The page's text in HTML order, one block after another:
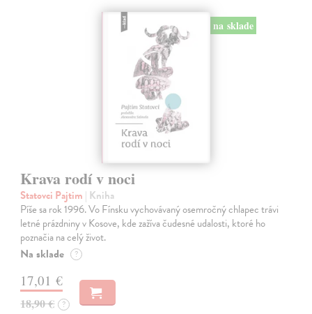
na sklade
Krava rodí v noci
Statovci Pajtim | Kniha
Píše sa rok 1996. Vo Fínsku vychovávaný osemročný chlapec trávi
letné prázdniny v Kosove, kde zažíva čudesné udalosti, ktoré ho
poznačia na celý život.
Na sklade ?
17,01 €
18,90 € ?